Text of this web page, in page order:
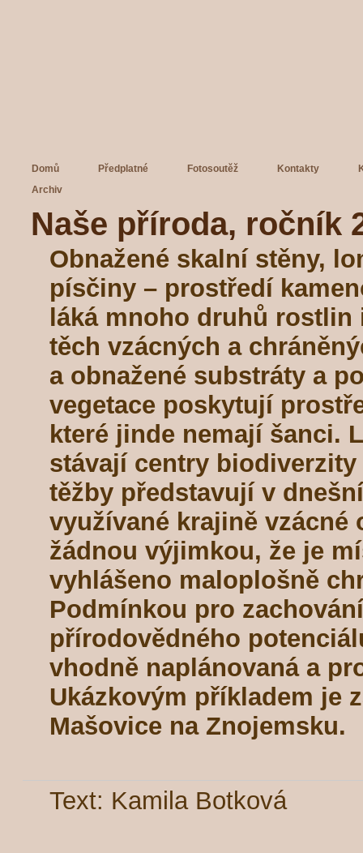
Domů Předplatné Fotosoutěž Kontakty
Archiv
Naše příroda, ročník
Obnažené skalní stěny,
písčiny – prostředí
láká mnoho druhů
těch vzácných a
a obnažené substráty a
vegetace poskytují
které jinde nemají šanci.
stávají centry
těžby představují v
využívané krajině vzácné
žádnou výjimkou, že je
vyhlášeno maloplošně
Podmínkou pro
přírodovědného
vhodně naplánovaná a
Ukázkovým příkladem je
Mašovice na Znojemsku.
Text: Kamila Botková